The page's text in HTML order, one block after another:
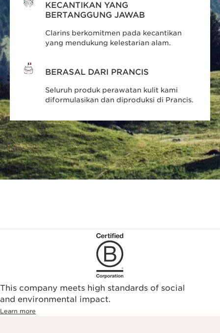
KECANTIKAN YANG
BERTANGGUNG JAWAB
Clarins berkomitmen pada kecantikan
yang mendukung kelestarian alam.
BERASAL DARI PRANCIS
Seluruh produk perawatan kulit kami
diformulasikan dan diproduksi di Prancis.
This company meets high standards of social
and environmental impact.
Learn more